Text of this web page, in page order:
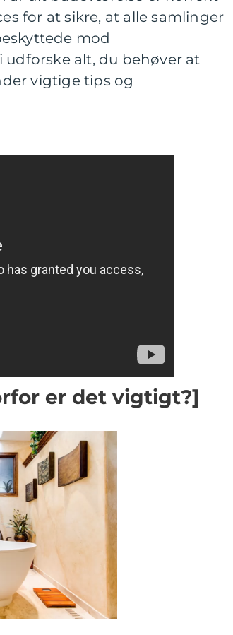
for at sikre, at alle samlinger
mod
alt, du behøver at
vigtige tips og
er det vigtigt?]